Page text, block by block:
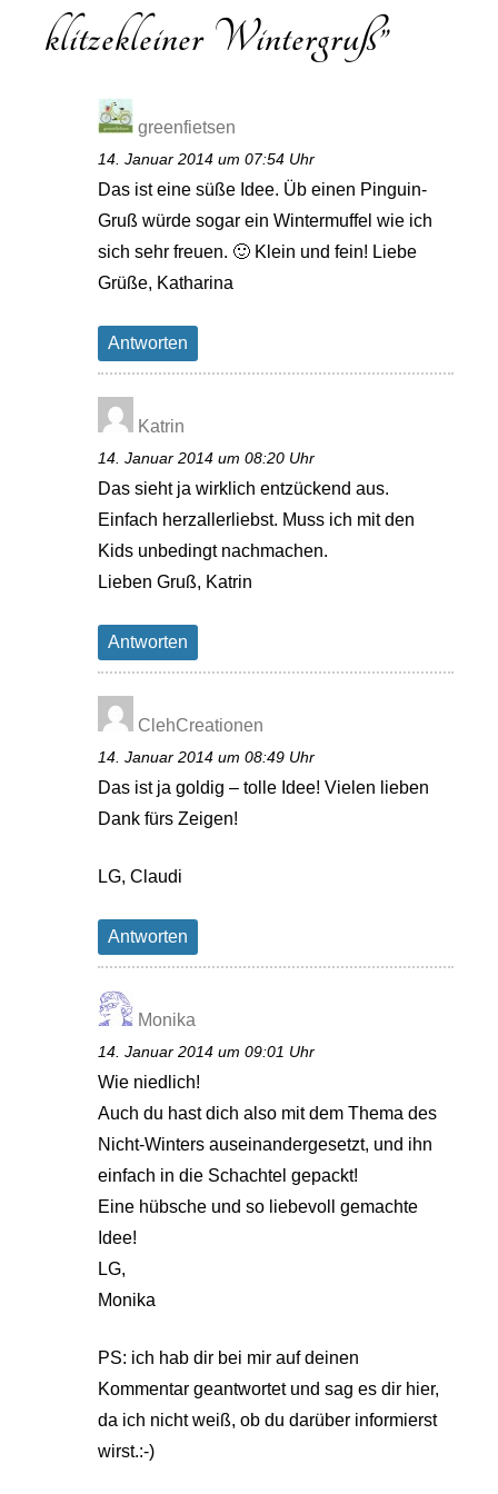
klitzekleiner Wintergruß”
greenfietsen
14. Januar 2014 um 07:54 Uhr
Das ist eine süße Idee. Üb einen Pinguin-
Gruß würde sogar ein Wintermuffel wie ich
sich sehr freuen. 🙂 Klein und fein! Liebe
Grüße, Katharina
Antworten
Katrin
14. Januar 2014 um 08:20 Uhr
Das sieht ja wirklich entzückend aus.
Einfach herzallerliebst. Muss ich mit den
Kids unbedingt nachmachen.
Lieben Gruß, Katrin
Antworten
ClehCreationen
14. Januar 2014 um 08:49 Uhr
Das ist ja goldig – tolle Idee! Vielen lieben
Dank fürs Zeigen!
LG, Claudi
Antworten
Monika
14. Januar 2014 um 09:01 Uhr
Wie niedlich!
Auch du hast dich also mit dem Thema des
Nicht-Winters auseinandergesetzt, und ihn
einfach in die Schachtel gepackt!
Eine hübsche und so liebevoll gemachte
Idee!
LG,
Monika
PS: ich hab dir bei mir auf deinen
Kommentar geantwortet und sag es dir hier,
da ich nicht weiß, ob du darüber informierst
wirst.:-)